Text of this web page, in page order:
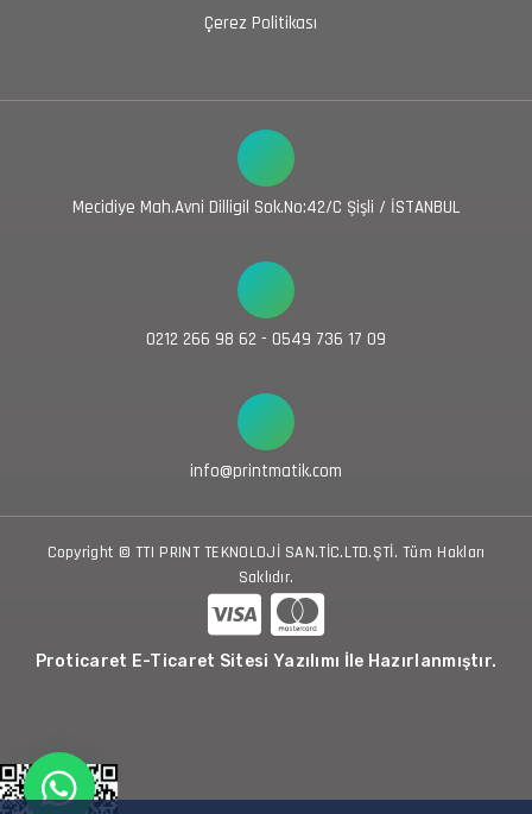
Çerez Politikası
Mecidiye Mah.Avni Dilligil Sok.No:42/C Şişli / İSTANBUL
0212 266 98 62 - 0549 736 17 09
info@printmatik.com
Copyright © TTI PRINT TEKNOLOJİ SAN.TİC.LTD.ŞTİ. Tüm Hakları
Saklıdır.
Proticaret E-Ticaret Sitesi Yazılımı İle Hazırlanmıştır.